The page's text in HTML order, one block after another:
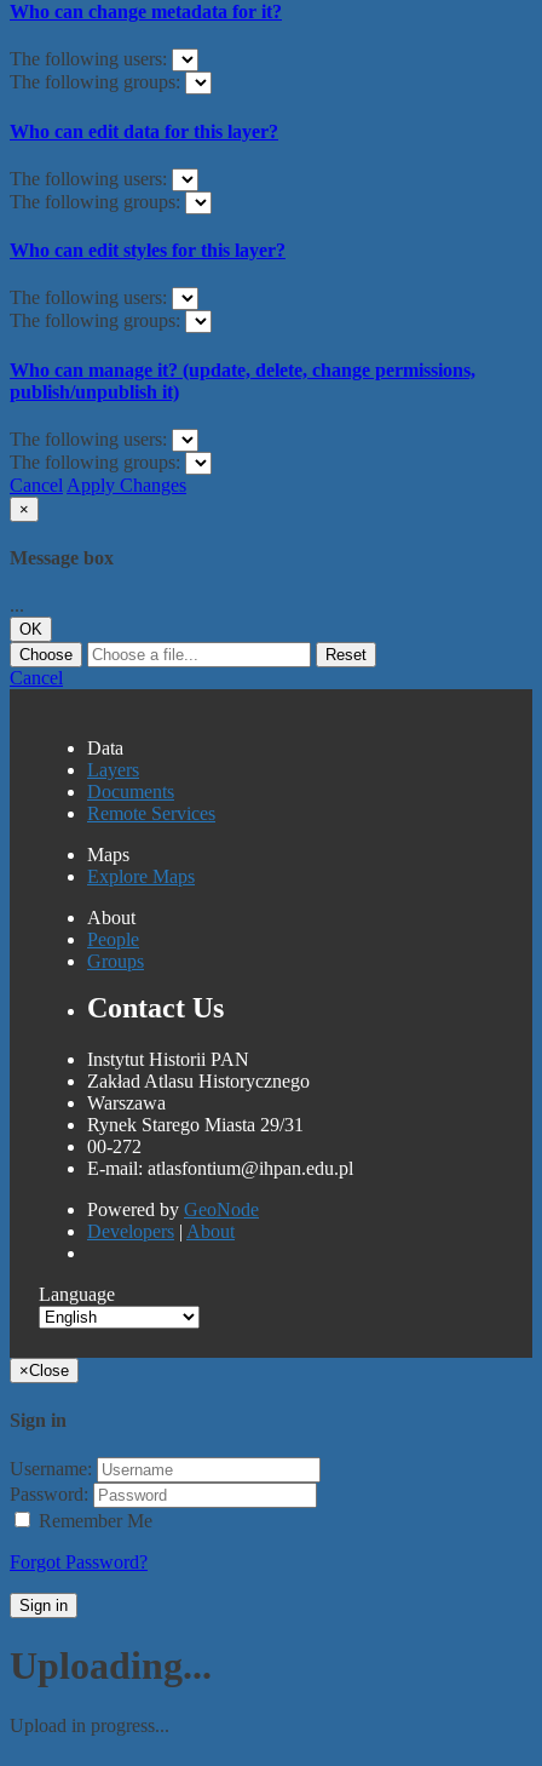
Who can change metadata for it?
The following users:
The following groups:
Who can edit data for this layer?
The following users:
The following groups:
Who can edit styles for this layer?
The following users:
The following groups:
Who can manage it? (update, delete, change permissions,
publish/unpublish it)
The following users:
The following groups:
Cancel Apply Changes
×
Message box
...
OK
Choose
Reset
Cancel
Data
Layers
Documents
Remote Services
Maps
Explore Maps
About
People
Groups
Contact Us
Instytut Historii PAN
Zakład Atlasu Historycznego
Warszawa
Rynek Starego Miasta 29/31
00-272
E-mail: atlasfontium@ihpan.edu.pl
Powered by GeoNode
Developers | About
Language
×Close
Sign in
Username:
Password:
Remember Me
Forgot Password?
Sign in
Uploading...
Upload in progress...